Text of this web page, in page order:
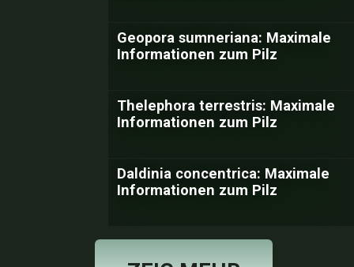
Geopora sumneriana: Maximale
Informationen zum Pilz
Thelephora terrestris: Maximale
Informationen zum Pilz
Daldinia concentrica: Maximale
Informationen zum Pilz